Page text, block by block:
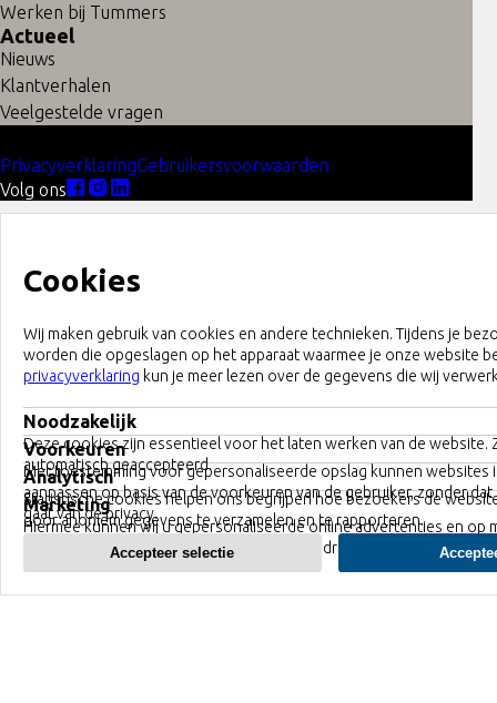
Werken bij Tummers
Actueel
Nieuws
Klantverhalen
Veelgestelde vragen
PrivacyverklaringGebruikersvoorwaarden
Volg ons
Cookies
Wij maken gebruik van cookies en andere technieken. Tijdens je
worden die opgeslagen op het apparaat waarmee je onze website
privacyverklaring kun je meer lezen over de gegevens die wij
Noodzakelijk
Deze cookies zijn essentieel voor het laten werken van de website.
automatisch geaccepteerd.
Voorkeuren
Met toestemming voor gepersonaliseerde opslag kunnen websites
aanpassen op basis van de voorkeuren van de gebruiker, zonder
gaat van de privacy.
Analytisch
Statistische cookies helpen ons begrijpen hoe bezoekers de
door anoniem gegevens te verzamelen en te rapporteren.
Marketing
Hiermee kunnen wij u gepersonaliseerde online advertenties en op
gemaakte inhoud tonen op basis van uw gedrag.
Accepteer selectie